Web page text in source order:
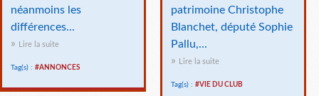
néanmoins les
différences...
Lire la suite
Tag(s) : #ANNONCES
patrimoine Christophe
Blanchet, député Sophie
Pallu,...
Lire la suite
Tag(s) : #VIE DU CLUB